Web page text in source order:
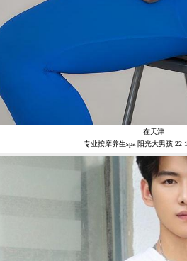
在天津
专业按摩养生spa 阳光大男孩 22